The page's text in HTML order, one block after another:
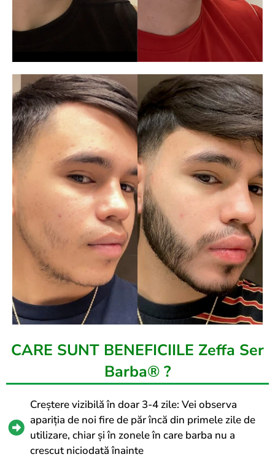
CARE SUNT BENEFICIILE Zeffa Ser
Barba® ?
Creștere vizibilă în doar 3-4 zile: Vei observa
apariția de noi fire de păr încă din primele zile de
utilizare, chiar și în zonele în care barba nu a
crescut niciodată înainte